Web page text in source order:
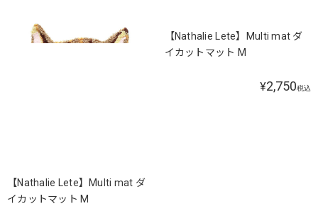
【Nathalie Lete】Multi mat ダ
イカットマット M